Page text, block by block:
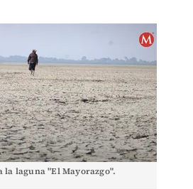
la laguna "El Mayorazgo".